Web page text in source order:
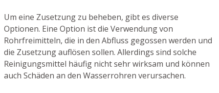
Um eine Zusetzung zu beheben, gibt es diverse
Optionen. Eine Option ist die Verwendung von
Rohrfreimitteln, die in den Abfluss gegossen werden und
die Zusetzung auflösen sollen. Allerdings sind solche
Reinigungsmittel häufig nicht sehr wirksam und können
auch Schäden an den Wasserrohren verursachen.